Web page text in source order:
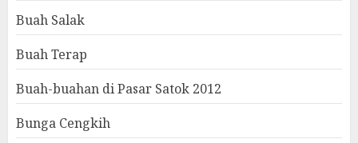
Buah Salak
Buah Terap
Buah-buahan di Pasar Satok 2012
Bunga Cengkih